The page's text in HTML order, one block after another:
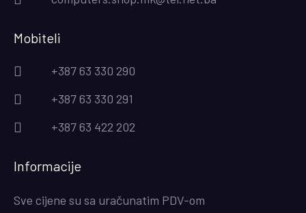
Mobiteli
+387 63 330 290
+387 63 330 291
+387 63 422 202
Informacije
Sve cijene su sa uračunatim PDV-om